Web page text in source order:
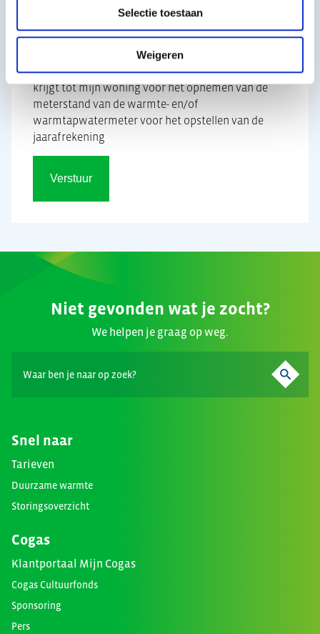
Selectie toestaan
Weigeren
privacy-statement
Toestemming toegang woning
Ik geef toestemming dat Cogas jaarlijks toegang
krijgt tot mijn woning voor het opnemen van de
meterstand van de warmte- en/of
warmtapwatermeter voor het opstellen van de
jaarafrekening
Verstuur
Niet gevonden wat je zocht?
We helpen je graag op weg.
Snel naar
Tarieven
Duurzame warmte
Storingsoverzicht
Cogas
Klantportaal Mijn Cogas
Cogas Cultuurfonds
Sponsoring
Pers